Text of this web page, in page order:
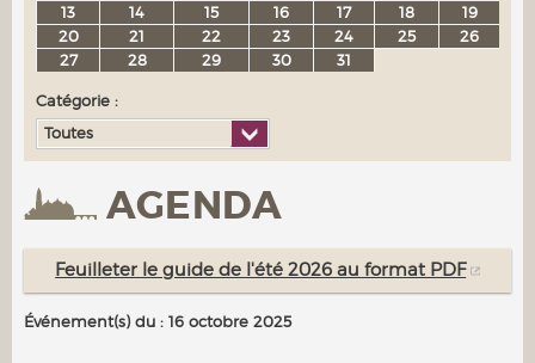
AGENDA
Feuilleter le guide de l'été 2026 au format PDF
Événement(s) du : 16 octobre 2025
13
14 15 16 17 18
19
20
21 22 23 24 25
26
27
28 29 30 31
Catégorie :
Toutes